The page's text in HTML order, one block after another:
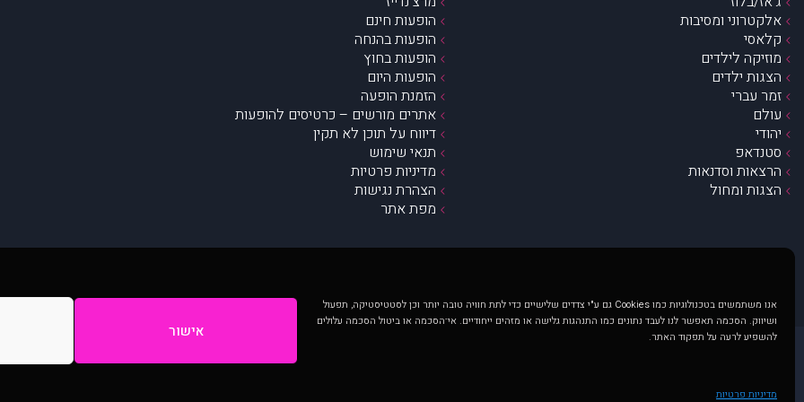
אנו משתמשים בטכנולוגיות כמו Cookies גם ע"י צדדים שלישיים כדי לתת חוויה טובה יותר וכן לסטטיסטיקה, תפעול
ושיווק. הסכמה תאפשר לנו לעבד נתונים כמו התנהגות גלישה או מזהים ייחודיים. אי־הסכמה או ביטול הסכמה עלולים
להשפיע לרעה על תפקוד האתר.
אישור
מדיניות פרטיות
אלקטרוני ומסיבות
קלאסי
מוזיקה לילדים
הצגות ילדים
זמר עברי
עולם
יהודי
סטנדאפ
הרצאות וסדנאות
הצגות ומחול
הופעות חינם
הופעות בהנחה
הופעות בחוץ
הופעות היום
הזמנת הופעה
אתרים מורשים – כרטיסים להופעות
דיווח על תוכן לא תקין
תנאי שימוש
מדיניות פרטיות
הצהרת נגישות
מפת אתר